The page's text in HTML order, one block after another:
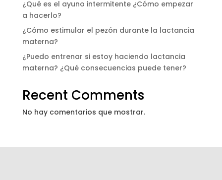
¿Qué es el ayuno intermitente ¿Cómo empezar
a hacerlo?
¿Cómo estimular el pezón durante la lactancia
materna?
¿Puedo entrenar si estoy haciendo lactancia
materna? ¿Qué consecuencias puede tener?
Recent Comments
No hay comentarios que mostrar.